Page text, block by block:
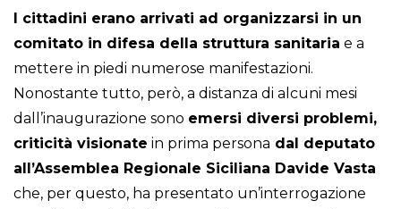
I cittadini erano arrivati ad organizzarsi in un
comitato in difesa della struttura sanitaria e a
mettere in piedi numerose manifestazioni.
Nonostante tutto, però, a distanza di alcuni mesi
dall’inaugurazione sono emersi diversi problemi,
criticità visionate in prima persona dal deputato
all’Assemblea Regionale Siciliana Davide Vasta
che, per questo, ha presentato un’interrogazione